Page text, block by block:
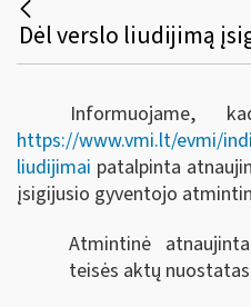
Informuojame,
https://www.vmi.lt/evmi/
liudijimai patalpinta
įsigijusio gyventojo
Atmintinė
teisės aktų